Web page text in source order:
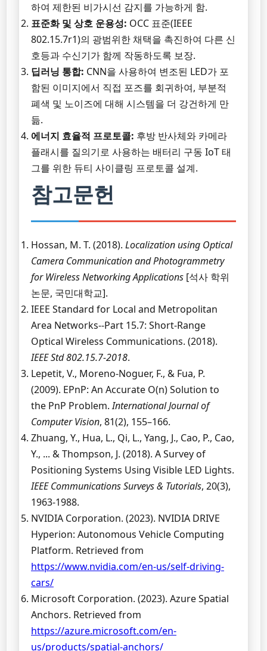
하여 제한된 비가시선 감지를 가능하게 함.
표준화 및 상호 운용성: OCC 표준(IEEE
802.15.7r1)의 광범위한 채택을 촉진하여 다른 신
호등과 수신기가 함께 작동하도록 보장.
딥러닝 통합: CNN을 사용하여 변조된 LED가 포
함된 이미지에서 직접 포즈를 회귀하여, 부분적
폐색 및 노이즈에 대해 시스템을 더 강건하게 만
듦.
에너지 효율적 프로토콜: 후방 반사체와 카메라
플래시를 질의기로 사용하는 배터리 구동 IoT 태
그를 위한 듀티 사이클링 프로토콜 설계.
참고문헌
Hossan, M. T. (2018). Localization using Optical
Camera Communication and Photogrammetry
for Wireless Networking Applications [석사 학위
논문, 국민대학교].
IEEE Standard for Local and Metropolitan
Area Networks--Part 15.7: Short-Range
Optical Wireless Communications. (2018).
IEEE Std 802.15.7-2018.
Lepetit, V., Moreno-Noguer, F., & Fua, P.
(2009). EPnP: An Accurate O(n) Solution to
the PnP Problem.International Journal of
Computer Vision, 81(2), 155–166.
Zhuang, Y., Hua, L., Qi, L., Yang, J., Cao, P., Cao,
Y., ... & Thompson, J. (2018). A Survey of
Positioning Systems Using Visible LED Lights.
IEEE Communications Surveys & Tutorials, 20(3),
1963-1988.
NVIDIA Corporation. (2023). NVIDIA DRIVE
Hyperion: Autonomous Vehicle Computing
Platform. Retrieved from
https://www.nvidia.com/en-us/self-driving-
cars/
Microsoft Corporation. (2023). Azure Spatial
Anchors. Retrieved from
https://azure.microsoft.com/en-
us/products/spatial-anchors/